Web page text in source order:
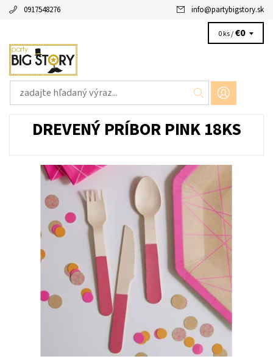
0917548276 info@partybigstory.sk
0 ks /€0
DREVENÝ PRÍBOR PINK 18KS